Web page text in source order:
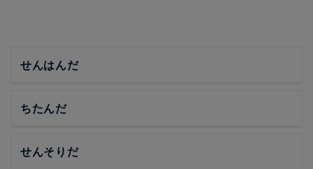
せんはんだ
ちたんだ
せんそりだ